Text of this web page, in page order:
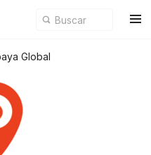
Global